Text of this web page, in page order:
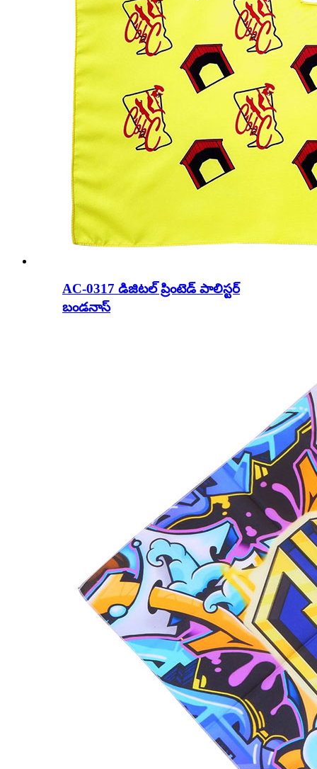
AC-0317 డిజిటల్ ప్రింటెడ్ పాలిస్టర్
బండనాస్